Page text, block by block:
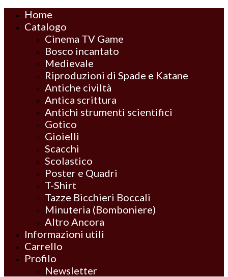
Home
Catalogo
Cinema TV Game
Bosco incantato
Medievale
Riproduzioni di Spade e Katane
Antiche civiltà
Antica scrittura
Antichi strumenti scientifici
Gotico
Gioielli
Scacchi
Scolastico
Poster e Quadri
T-Shirt
Tazze Bicchieri Boccali
Minuteria (Bomboniere)
Altro Ancora
Informazioni utili
Carrello
Profilo
Newsletter